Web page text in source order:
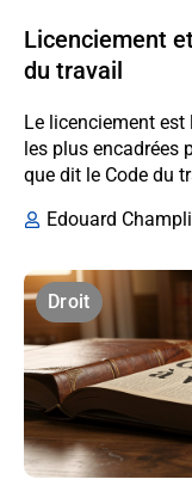
Licenciement
du travail
Le licenciement est
les plus encadrées
que dit le Code du
Edouard
Droit